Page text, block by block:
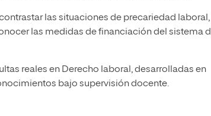
las situaciones de precariedad laboral,
las medidas de financiación del sistema
reales en Derecho laboral, desarrolladas en
bajo supervisión docente.